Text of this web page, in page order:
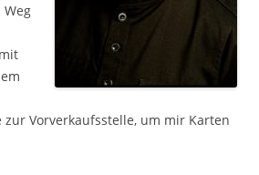
zur Vorverkaufsstelle, um mir Karten